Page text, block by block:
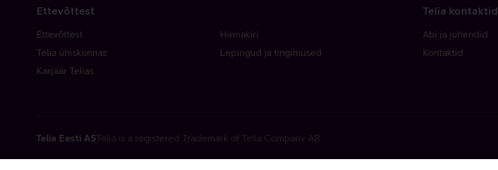
Ettevõttest
Ettevõttest
Telia ühiskonnas
Karjäär Telias
Hinnakiri
Lepingud ja tingimused
Telia kontaktid
Abi ja juhendid
Kontaktid
Telia Eesti ASTelia is a registered Trademark of Telia Company AB